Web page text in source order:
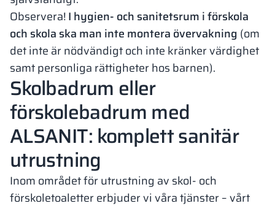
Observera!I hygien- och sanitetsrum i förskola
och skola ska man inte montera övervakning (om
det inte är nödvändigt och inte kränker värdighet
samt personliga rättigheter hos barnen).
Skolbadrum eller
förskolebadrum med
ALSANIT: komplett sanitär
utrustning
Inom området för utrustning av skol- och
förskoletoaletter erbjuder vi våra tjänster – vårt